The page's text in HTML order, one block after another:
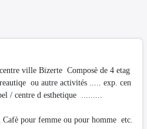
ville Bizerte Composè de 4 etag
ou autre activités ..... exp. cen
/ centre d esthetique .........
pour femme ou pour homme etc.